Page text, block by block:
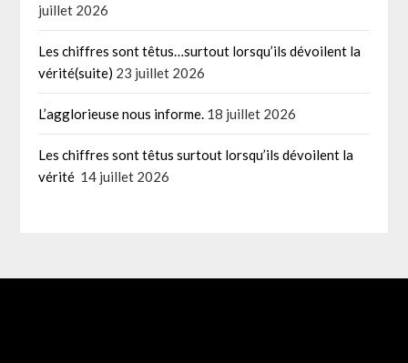
juillet 2026
Les chiffres sont têtus…surtout lorsqu’ils dévoilent la
vérité(suite) 23 juillet 2026
L’agglorieuse nous informe. 18 juillet 2026
Les chiffres sont têtus surtout lorsqu’ils dévoilent la
vérité 14 juillet 2026